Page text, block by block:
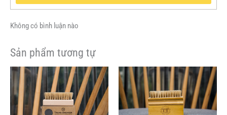
Không có bình luận nào
Sản phẩm tương tự